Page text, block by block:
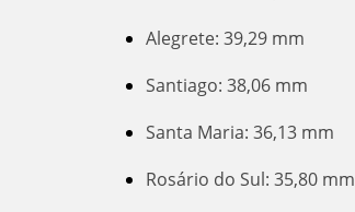
Alegrete: 39,29 mm
Santiago: 38,06 mm
Santa Maria: 36,13 mm
Rosário do Sul: 35,80 mm